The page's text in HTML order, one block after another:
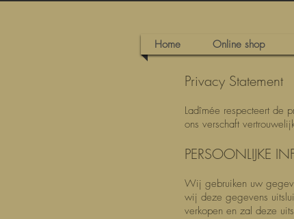
Home
Online shop
Privacy Statement
Ladîmée respecteert de
ons verschaft
PERSOONLIJKE
Wij gebruiken uw
wij deze gegevens
verkopen en zal deze